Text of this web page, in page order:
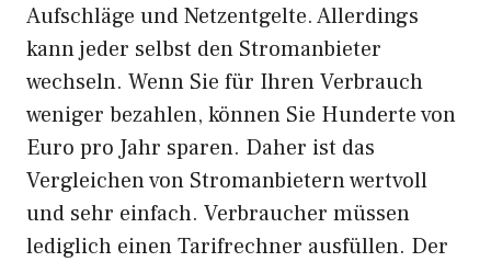
Aufschläge und Netzentgelte. Allerdings
kann jeder selbst den Stromanbieter
wechseln. Wenn Sie für Ihren Verbrauch
weniger bezahlen, können Sie Hunderte von
Euro pro Jahr sparen. Daher ist das
Vergleichen von Stromanbietern wertvoll
und sehr einfach. Verbraucher müssen
lediglich einen Tarifrechner ausfüllen. Der